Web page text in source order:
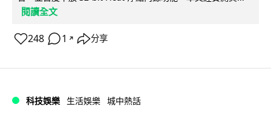
閱讀全文
248 1 ↗ 分享
科技娛樂 生活娛樂 城中熱話